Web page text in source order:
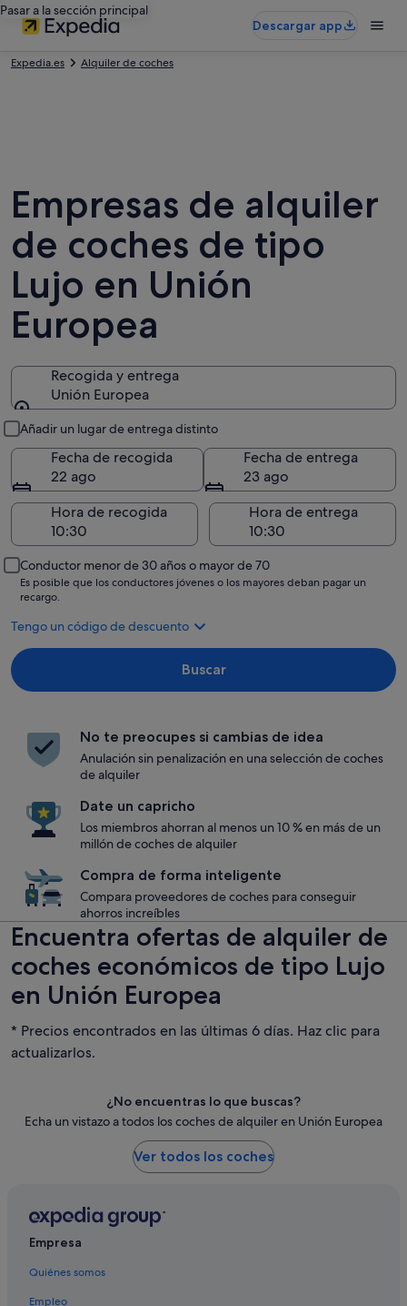
Pasar a la sección principal
Descargar app
Expedia.es Alquiler de coches
Empresas de alquiler
de coches de tipo
Lujo en Unión
Europea
Recogida y entrega
Unión Europea
Añadir un lugar de entrega distinto
Fecha de recogida
22 ago
Fecha de entrega
23 ago
Hora de recogida
Hora de entrega
Conductor menor de 30 años o mayor de 70
Es posible que los conductores jóvenes o los mayores deban pagar un
recargo.
Tengo un código de descuento
Buscar
No te preocupes si cambias de idea
Anulación sin penalización en una selección de coches
de alquiler
Date un capricho
Los miembros ahorran al menos un 10 % en más de un
millón de coches de alquiler
Compra de forma inteligente
Compara proveedores de coches para conseguir
ahorros increíbles
Encuentra ofertas de alquiler de
coches económicos de tipo Lujo
en Unión Europea
* Precios encontrados en las últimas 6 días. Haz clic para
actualizarlos.
¿No encuentras lo que buscas?
Echa un vistazo a todos los coches de alquiler en Unión Europea
Ver todos los coches
Empresa
Quiénes somos
Empleo